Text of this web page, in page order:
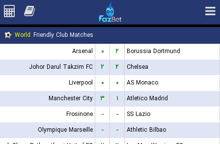
World Friendly Club Matches
Arsenal
۰ ۲
Borussia Dortmund
Johor Darul Takzim FC
۲ ۲
Chelsea
Liverpool
۰ ۰
AS Monaco
Manchester City
۳ ۱
Atletico Madrid
Frosinone
- -
SS Lazio
Olympique Marseille
- -
Athletic Bilbao